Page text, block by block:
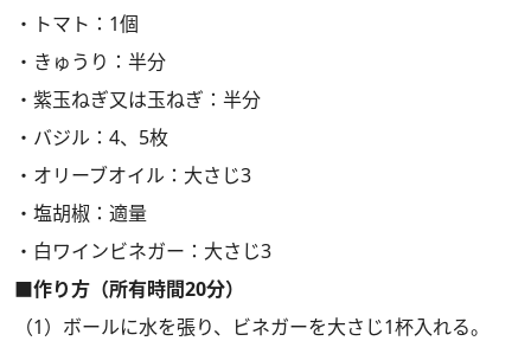
・トマト：1個
・きゅうり：半分
・紫玉ねぎ又は玉ねぎ：半分
・バジル：4、5枚
・オリーブオイル：大さじ3
・塩胡椒：適量
・白ワインビネガー：大さじ3
■作り方（所有時間20分）
（1）ボールに水を張り、ビネガーを大さじ1杯入れる。